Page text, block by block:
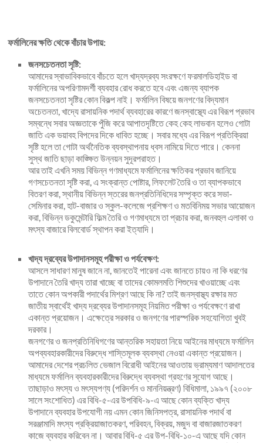
ফর্মালিনের ক্ষতি থেকে বাঁচার উপায়:
জনসচেতনতা সৃষ্টি:
আমাদের স্বাভাবিকভাবে বাঁচতে হলে খাদ্যদ্রব্য সংরক্ষণে ফরমালডিহাইড বা
ফর্মালিনের অপরিণামদর্শী ব্যবহার রোধ করতে হবে এবং এজন্য ব্যাপক
জনসচেতনতা সৃষ্টির কোন বিকল্প নাই। ফর্মালিন বিষয়ে জনগণের বিদ্যমান
অচেতনতা, খাদ্যে রাসায়নিক পদার্থ ব্যবহারের কারণে জনস্বাস্থ্যে এর বিরূপ প্রভাব
সম্বন্ধে সবার অজ্ঞতাকে পুঁজি করে আপাতদৃষ্টিতে কেহ কেহ লাভবান হলেও গোটা
জাতি এক ভয়াবহ বিপদের দিকে ধাবিত হচ্ছে। সবার মধ্যে এর বিরূপ প্রতিক্রিয়া
সৃষ্টি হলে তা গোটা অর্থনৈতিক ব্যবস্থাপনায় ধ্বস নামিয়ে দিতে পারে। কেননা
সুস্থ জাতি ছাড়া কাঙ্ক্ষিত উন্নয়ন সুদূরপরাহত।
আর তাই এখনি সময় বিভিন্ন গণমাধ্যমে ফর্মালিনের ক্ষতিকর প্রভাব জানিয়ে
গণসচেতনতা সৃষ্টি করা, এ সংক্রান্ত পোষ্টার, লিফলেট তৈরি ও তা ব্যাপকভাবে
বিতরণ করা, স্থানীয় বিভিন্ন স্তরের জনপ্রতিনিধিদের সম্পৃক্ত করে সভা-
সেমিনার করা, হাট-বাজার ও স্কুল-কলেজে প্রশিক্ষণ ও মতবিনিময় সভার আয়োজন
করা, বিভিন্ন ডকুমেন্টারি ফিল্ম তৈরি ও গণমাধ্যমে তা প্রচার করা, জনবহুল এলাকা ও
মৎস্য বাজারে বিলবোর্ড স্থাপন করা ইত্যাদি।
খাদ্য দ্রব্যের উপাদানসমূহ পরীক্ষা ও পর্যবেক্ষণ:
আসলে সাধারণ মানুষ জানে না, জানতেই পারেনা এবং জানতে চায়ও না কি ধরণের
উপাদানে তৈরি খাদ্য তারা খাচ্ছে বা তাদের কোমলমতি শিশুদের খাওয়াচ্ছে এবং
তাতে কোন অপকারী পদার্থের মিশ্রণ আছে কি না? তাই জনস্বাস্থ্য রক্ষার মত
জাতীয় স্বার্থেই খাদ্য দ্রব্যের উপাদানসমূহ নিয়মিত পরীক্ষা ও পর্যবেক্ষণে রাখা
একান্ত প্রয়োজন। এক্ষেত্রে সরকার ও জনগণের পারস্পরিক সহযোগিতা খুবই
দরকার।
জনগণের ও জনপ্রতিনিধিগণের আন্তরিক সহায়তা নিয়ে আইনের মাধ্যমে ফর্মালিন
অপব্যবহারকারীদের বিরুদ্ধে শাস্তিমূলক ব্যবস্থা নেওয়া একান্ত প্রয়োজন।
আমাদের দেশের প্রচলিত ভেজাল বিরোধী আইনের আওতায় ভ্রাম্যমাণ আদালতের
মাধ্যমে ফর্মালিন ব্যবহারকারীদের বিরুদ্ধে ব্যবস্থা গ্রহণের সুযোগ আছে।
তাছাড়াও মৎস্য ও মৎস্যপণ্য (পরিদর্শন ও মাননিয়ন্ত্রণ) বিধিমালা, ১৯৯৭ (২০০৮
সালে সংশোধিত) এর বিধি-৫-এর উপবিধি-৯-এ আছে কোন ব্যক্তি খাদ্য
উপাদানে ব্যবহার উপযোগী নয় এমন কোন জিনিসপত্র, রাসায়নিক পদার্থ বা
সরঞ্জামাদি মৎস্য প্রক্রিয়াজাতকরণ, পরিবহন, বিক্রয়, মজুদ বা বাজারজাতকরণ
কাজে ব্যবহার করিবেন না। আবার বিধি-৫ এর উপ-বিধি-১০-এ আছে যদি কোন